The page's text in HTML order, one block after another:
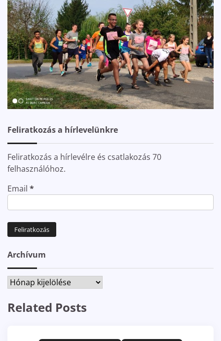
Feliratkozás a hírlevelünkre
Feliratkozás a hírlevélre és csatlakozás 70
felhasználóhoz.
Email *
Archívum
Archívum
Related Posts